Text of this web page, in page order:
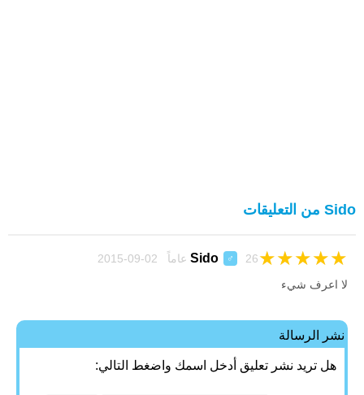
Sido من التعليقات
Sido ♂ 26 عاماً 02-09-2015 ★
★
★
★
★
لا اعرف شيء
نشر الرسالة
هل تريد نشر تعليق أدخل اسمك واضغط التالي: